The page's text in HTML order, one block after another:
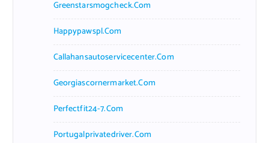
Greenstarsmogcheck.com
Happypawspl.com
Callahansautoservicecenter.com
Georgiascornermarket.com
Perfectfit24-7.com
Portugalprivatedriver.com